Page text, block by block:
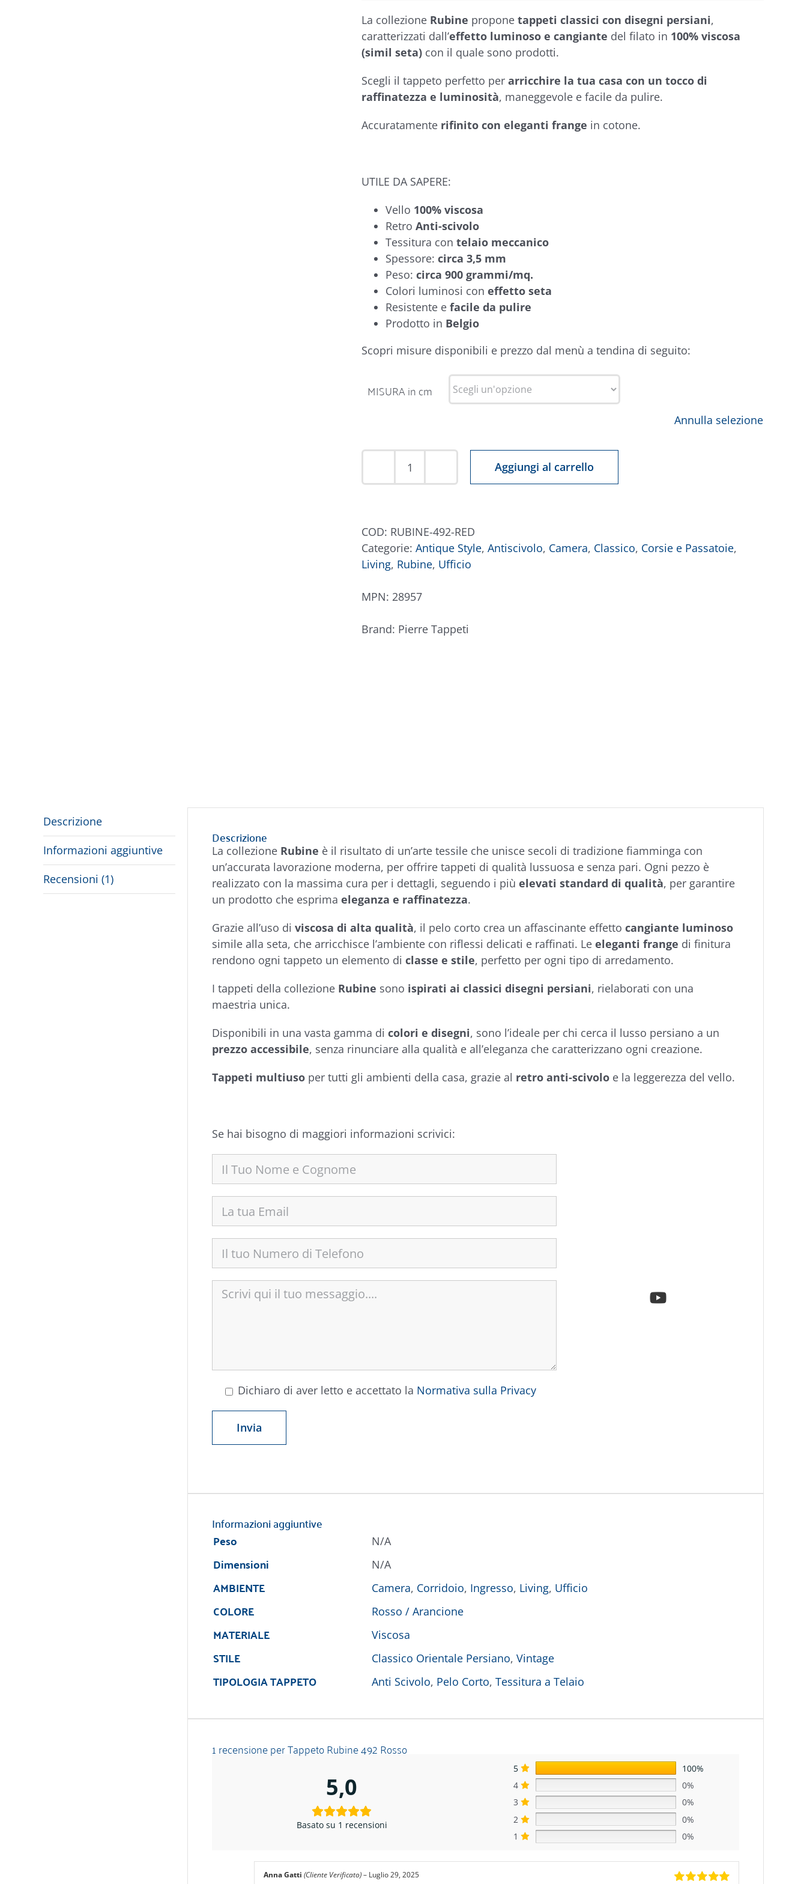
recensioni
La collezione Rubine propone tappeti classici con disegni persiani,
caratterizzati dall’effetto luminoso e cangiante del filato in 100% viscosa
(simil seta) con il quale sono prodotti.
Scegli il tappeto perfetto per arricchire la tua casa con un tocco di
raffinatezza e luminosità, maneggevole e facile da pulire.
Accuratamente rifinito con eleganti frange in cotone.
UTILE DA SAPERE:
Vello 100% viscosa
Retro Anti-scivolo
Tessitura con telaio meccanico
Spessore: circa 3,5 mm
Peso: circa 900 grammi/mq.
Colori luminosi con effetto seta
Resistente e facile da pulire
Prodotto in Belgio
Scopri misure disponibili e prezzo dal menù a tendina di seguito:
MISURA in cm
Annulla selezione
Tappeto
quantità
Aggiungi al carrello
COD: RUBINE-492-RED
Categorie: Antique Style, Antiscivolo, Camera, Classico, Corsie e Passatoie,
Living, Rubine, Ufficio
MPN: 28957
Brand: Pierre Tappeti
Descrizione
Informazioni aggiuntive
Recensioni (1)
Descrizione
La collezione Rubine è il risultato di un’arte tessile che unisce secoli di tradizione fiamminga con
un’accurata lavorazione moderna, per offrire tappeti di qualità lussuosa e senza pari. Ogni pezzo è
realizzato con la massima cura per i dettagli, seguendo i più elevati standard di qualità, per garantire
un prodotto che esprima eleganza e raffinatezza.
Grazie all’uso di viscosa di alta qualità, il pelo corto crea un affascinante effetto cangiante luminoso
simile alla seta, che arricchisce l’ambiente con riflessi delicati e raffinati. Le eleganti frange di finitura
rendono ogni tappeto un elemento di classe e stile, perfetto per ogni tipo di arredamento.
I tappeti della collezione Rubine sono ispirati ai classici disegni persiani, rielaborati con una
maestria unica.
Disponibili in una vasta gamma di colori e disegni, sono l’ideale per chi cerca il lusso persiano a un
prezzo accessibile, senza rinunciare alla qualità e all’eleganza che caratterizzano ogni creazione.
Tappeti multiusoper tutti gli ambienti della casa, grazie al retro anti-scivoloe la leggerezza del vello.
Se hai bisogno di maggiori informazioni scrivici:
Dichiaro di aver letto e accettato la Normativa sulla Privacy
Informazioni aggiuntive
Peso
N/A
Dimensioni N/A
AMBIENTE Camera, Corridoio, Ingresso, Living, Ufficio
COLORE Rosso / Arancione
MATERIALE Viscosa
STILE Classico Orientale Persiano, Vintage
TIPOLOGIA TAPPETO Anti Scivolo, Pelo Corto, Tessitura a Telaio
1 recensione perTappeto Rubine 492 Rosso
5,0
Basato su 1 recensioni
5
100%
4
0%
3
0%
2
0%
1
0%
Anna Gatti (Cliente Verificato)– Luglio 29, 2025